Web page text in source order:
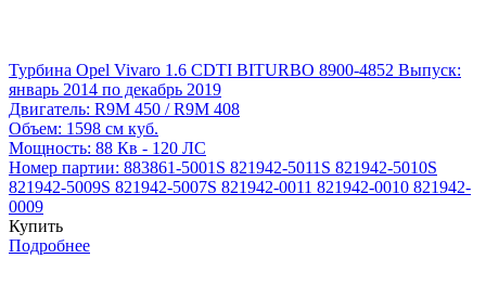
Турбина Opel Vivaro 1.6 CDTI BITURBO 8900-4852 Выпуск:
январь 2014 по декабрь 2019
Двигатель: R9M 450 / R9M 408
Объем: 1598 см куб.
Мощность: 88 Кв - 120 ЛС
Номер партии: 883861-5001S 821942-5011S 821942-5010S
821942-5009S 821942-5007S 821942-0011 821942-0010 821942-
0009
Купить
Подробнее